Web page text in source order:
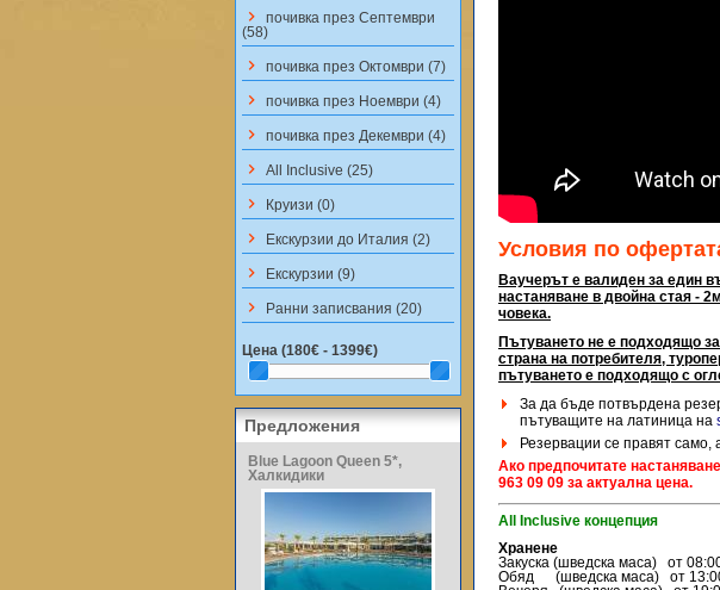
Условия по
Ваучерът е валиден за един
настаняване в двойна стая -
човека.
Пътуването не е подходящо
страна на потребителя,
пътуването е подходящо с
За да бъде потвърдена
пътуващите на латиница на
Резервации се правят само,
Ако предпочитате
963 09 09 за актуална цена.
All Inclusive концепция
Хранене
Закуска (шведска маса) от
Обяд (шведска маса) от
keyboard_arrow_right почивка през Септември
(58)
keyboard_arrow_right почивка през Октомври (7)
keyboard_arrow_right почивка през Ноември (4)
keyboard_arrow_right почивка през Декември (4)
keyboard_arrow_right All Inclusive (25)
keyboard_arrow_right Круизи (0)
keyboard_arrow_right Екскурзии до Италия (2)
keyboard_arrow_right Екскурзии (9)
keyboard_arrow_right Ранни записвания (20)
Цена (180€ - 1399€)
Предложения
Blue Lagoon Queen 5*,
Халкидики